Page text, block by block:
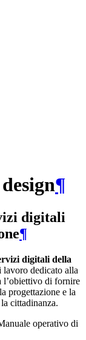
¶
digitali
¶
digitali della
lavoro dedicato alla
l’obiettivo di fornire
progettazione e la
cittadinanza.
operativo di